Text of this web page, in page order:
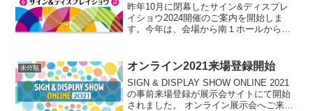
昨年10月に閉幕したサイン&ディスプレ
イショウ2024開催のご案内を開始しま
す。今年は、会場から南１ホールから西
未分類 オンライン2021来場登録開始
SIGN & DISPLAY SHOW ONLINE 2021
の事前来場登録が展示会サイトにて開始
されました。 オンライン展示会へご来場